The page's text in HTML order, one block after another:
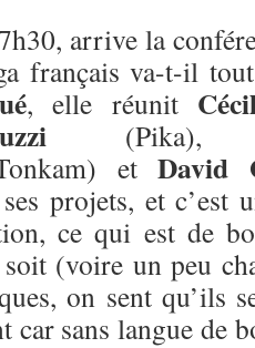
arrive la
français va-t-il
, elle réunit
etDavid
projets, et
ce qui est de
(voire un peu
on sent qu’ils
car sans langue de